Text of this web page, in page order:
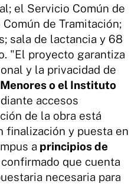
el Servicio Común de
de Tramitación;
sala de lactancia y 68
"El proyecto garantiza
y la privacidad de
Menores o el Instituto
accesos
de la obra está
finalización y puesta en
a principios de
que cuenta
necesaria para